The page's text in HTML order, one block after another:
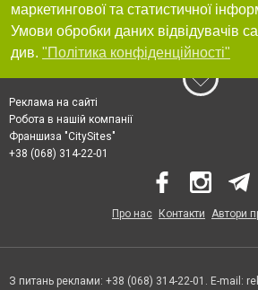
маркетингової та статистичної
Умови обробки даних відвідувачів
див. "Політика конфіденційності"
Реклама на сайті
Робота в нашій компанії
Франшиза "CitySites"
+38 (068) 314-22-01
Про нас Контакти Автори
З питань реклами: +38 (068) 314-22-01. E-mail: